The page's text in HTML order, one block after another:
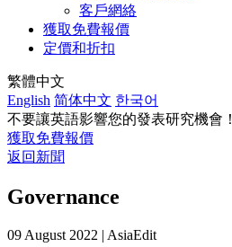
客戶網絡
獲取免費報價
定價和折扣
繁體中文
English 简体中文 한국어
不要讓英語影響您的發表研究機會！
獲取免費報價
返回新聞
Governance
09 August 2022 | AsiaEdit